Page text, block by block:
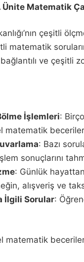
Matematik
çeşitli
matematik
ve çeşitli
İşlemleri:
matematik
: Bazı
sonuçlarını
: Günlük
alışveriş ve
İlgili Sorular:
matematik